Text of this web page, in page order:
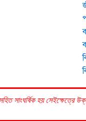
সাংঘর্ষিক হয় সেইক্ষেত্রে